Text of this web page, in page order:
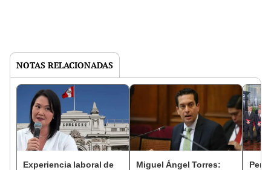
NOTAS RELACIONADAS
Experiencia laboral de
Miguel Ángel Torres: